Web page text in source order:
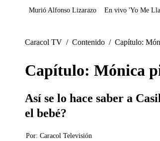
Juegos
Murió Alfonso Lizarazo En vivo 'Yo Me
Caracol TV / Contenido / Capítulo:
Capítulo: Mónica
Así se lo hace saber a
el bebé?
Por: Caracol Televisión